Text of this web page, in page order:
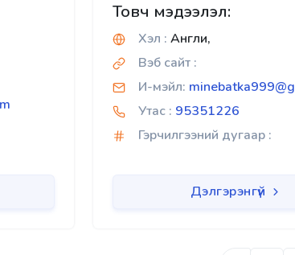
Товч мэдээлэл:
Хэл : Англи,
Вэб сайт :
И-мэйл:
Утас : 95351226
Гэрчилгээний дугаар :
Дэлгэрэнгүй